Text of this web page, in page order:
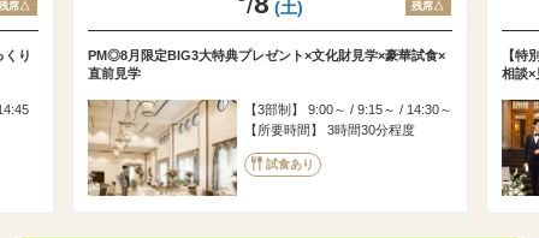
席△
くり
(土) 残席△
PM◎8月限定BIG3大特典プレゼント×文化財見学×豪華試食×
直前見学
3部制
9:00～ / 9:15～ / 14:30～
所要時間
3時間30分程度
試食あり
【特
相談×